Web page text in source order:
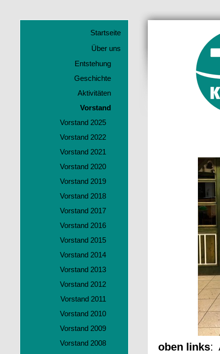
Startseite
Über uns
Entstehung
Geschichte
Aktivitäten
Vorstand
Vorstand 2025
Vorstand 2022
Vorstand 2021
Vorstand 2020
Vorstand 2019
Vorstand 2018
Vorstand 2017
Vorstand 2016
Vorstand 2015
Vorstand 2014
Vorstand 2013
Vorstand 2012
Vorstand 2011
Vorstand 2010
Vorstand 2009
Vorstand 2008
oben links: